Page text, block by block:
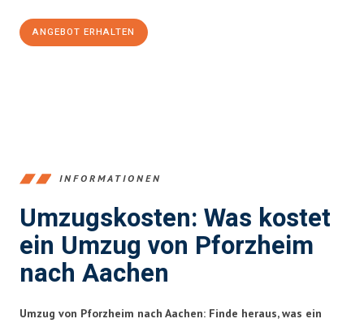
ANGEBOT ERHALTEN
INFORMATIONEN
Umzugskosten: Was kostet
ein Umzug von Pforzheim
nach Aachen
Umzug von Pforzheim nach Aachen: Finde heraus, was ein